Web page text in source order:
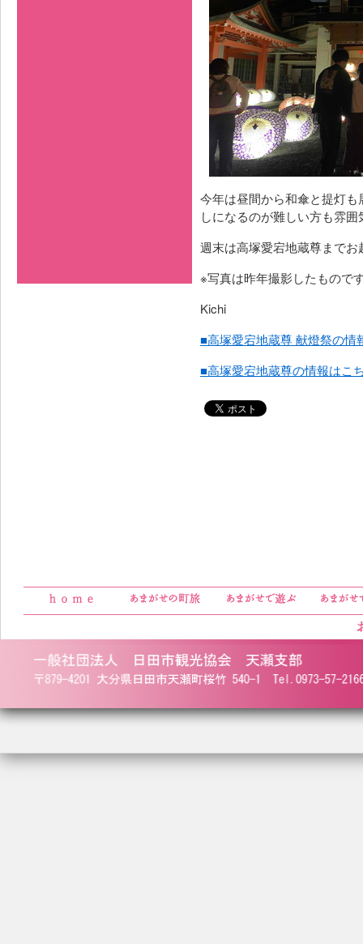
今年は昼間から和傘と提灯
しになるのが難しい方も雰
週末は高塚愛宕地蔵尊までお
※写真は昨年撮影したもので
Kichi
■高塚愛宕地蔵尊 献燈祭の情
■高塚愛宕地蔵尊の情報はこ